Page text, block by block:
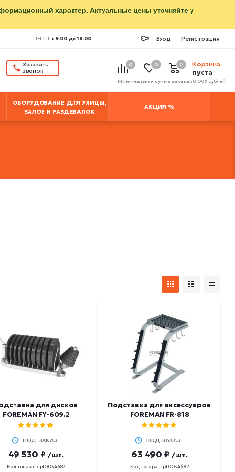
характер. Актуальные цены уточняйте у
Вход Регистрация
ПН-ПТ с 9:00 до 18:00
Заказать
звонок
0 0
Корзина
пуста
0
Минимальная сумма заказа 50 000 рублей
ОБОРУДОВАНИЕ ДЛЯ УЛИЦЫ,
ЗАЛОВ И РАЗДЕВАЛОК
АКЦИЯ %
для дисков
FOREMAN FY-609.2
ПОД ЗАКАЗ
49 530 ₽ /шт.
Код товара: spt0034687
Подставка для аксессуаров
FOREMAN FR-818
ПОД ЗАКАЗ
63 490 ₽ /шт.
Код товара: spt0034682